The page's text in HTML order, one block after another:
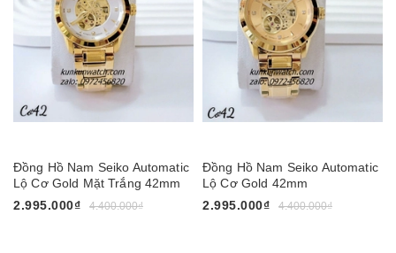
Đồng Hồ Nam Seiko Automatic
Lộ Cơ Gold Mặt Trắng 42mm
2.995.000₫
4.400.000₫
Đồng Hồ Nam Seiko Automatic
Lộ Cơ Gold 42mm
2.995.000₫
4.400.000₫